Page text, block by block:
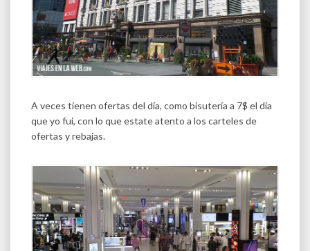
A veces tienen ofertas del día, como bisutería a 7$ el día
que yo fui, con lo que estate atento a los carteles de
ofertas y rebajas.